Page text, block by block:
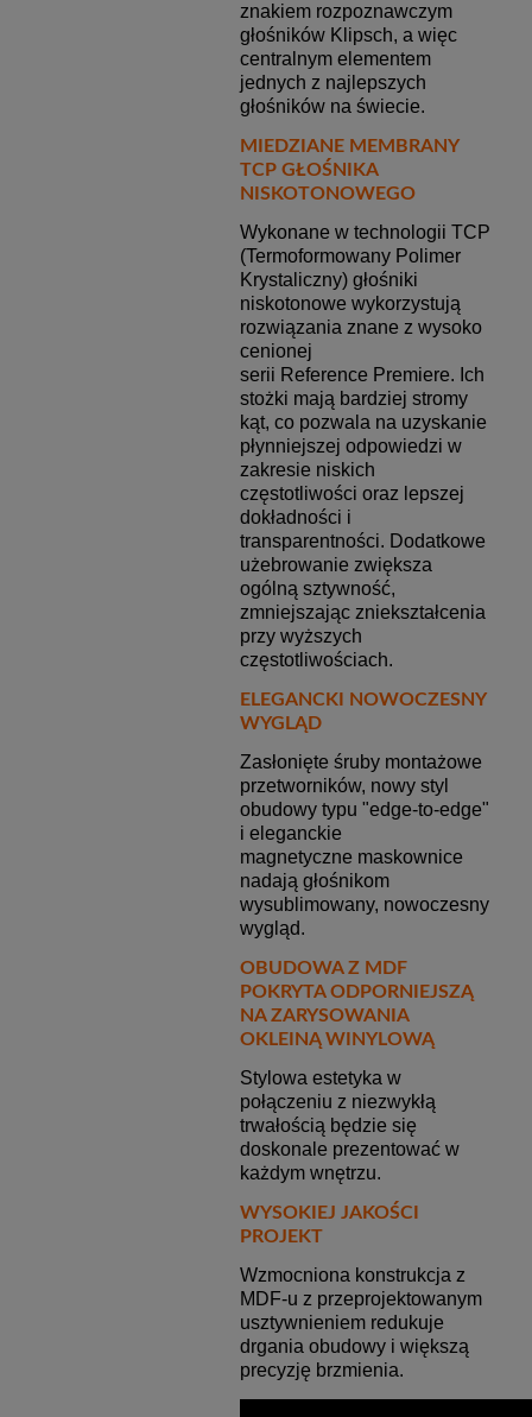
znakiem rozpoznawczym
głośników Klipsch, a więc
centralnym elementem
jednych z najlepszych
głośników na świecie.
MIEDZIANE MEMBRANY
TCP GŁOŚNIKA
NISKOTONOWEGO
Wykonane w technologii TCP
(Termoformowany Polimer
Krystaliczny) głośniki
niskotonowe wykorzystują
rozwiązania znane z wysoko
cenionej
serii Reference Premiere. Ich
stożki mają bardziej stromy
kąt, co pozwala na uzyskanie
płynniejszej odpowiedzi w
zakresie niskich
częstotliwości oraz lepszej
dokładności i
transparentności. Dodatkowe
użebrowanie zwiększa
ogólną sztywność,
zmniejszając zniekształcenia
przy wyższych
częstotliwościach.
ELEGANCKI NOWOCZESNY
WYGLĄD
Zasłonięte śruby montażowe
przetworników, nowy styl
obudowy typu "edge-to-edge"
i eleganckie
magnetyczne maskownice
nadają głośnikom
wysublimowany, nowoczesny
wygląd.
OBUDOWA Z MDF
POKRYTA ODPORNIEJSZĄ
NA ZARYSOWANIA
OKLEINĄ WINYLOWĄ
Stylowa estetyka w
połączeniu z niezwykłą
trwałością będzie się
doskonale prezentować w
każdym wnętrzu.
WYSOKIEJ JAKOŚCI
PROJEKT
Wzmocniona konstrukcja z
MDF-u z przeprojektowanym
usztywnieniem redukuje
drgania obudowy i większą
precyzję brzmienia.